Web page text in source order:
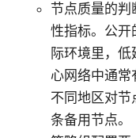
节点质量的判
性指标。公开
际环境里，
心网络中通
不同地区对
条备用节点。